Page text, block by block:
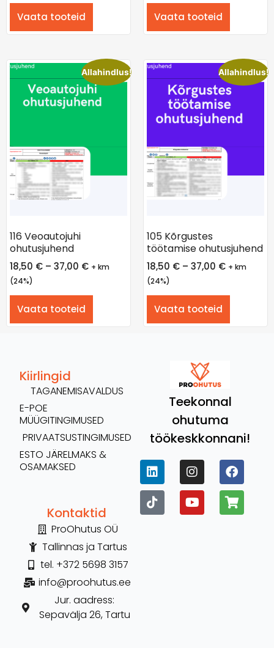
Vaata tooteid Vaata tooteid
Allahindlus!
116 Veoautojuhi
ohutusjuhend
18,50 € – 37,00 € + km
(24%)
Vaata tooteid
Allahindlus!
105 Kõrgustes
töötamise ohutusjuhend
18,50 € – 37,00 € + km
(24%)
Vaata tooteid
Teekonnal
ohutuma
töökeskkonnani!
Kontaktid
ProOhutus OÜ
Tallinnas ja Tartus
tel. +372 5698 3157
info@proohutus.ee
Jur. aadress:
Sepavälja 26, Tartu
Kiirlingid
TAGANEMISAVALDUS
E-POE
MÜÜGITINGIMUSED
PRIVAATSUSTINGIMUSED
ESTO JÄRELMAKS &
OSAMAKSED